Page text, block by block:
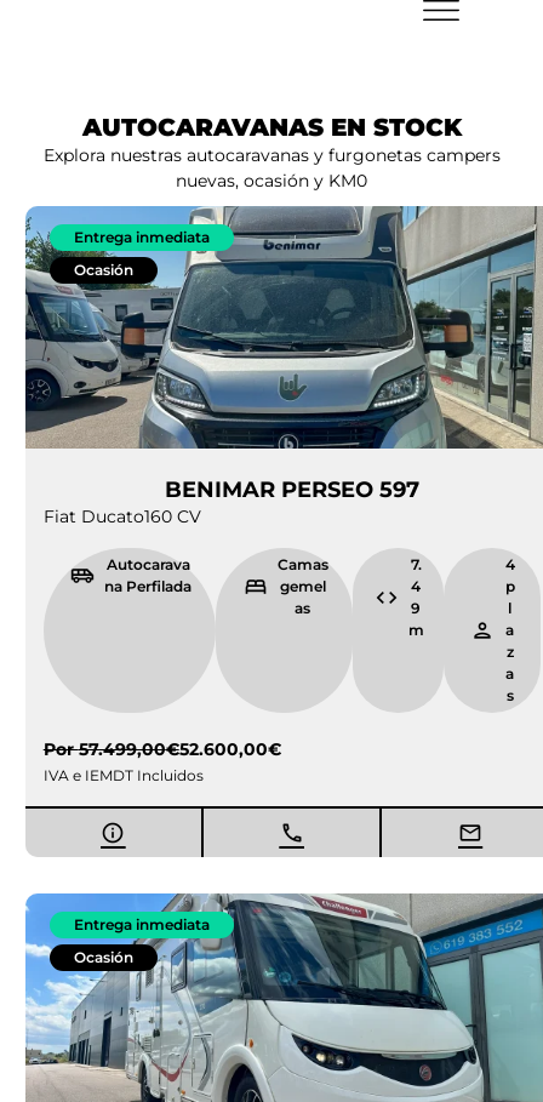
AUTOCARAVANAS EN STOCK
Explora nuestras autocaravanas y furgonetas campers
nuevas, ocasión y KM0
Entrega inmediata
Ocasión
BENIMAR PERSEO 597
Fiat Ducato160 CV
Autocarava
na Perfilada
Camas
gemel
as
7.
4
9
m
4
p
l
a
z
a
s
Por57.499,00€52.600,00€
IVA e IEMDT Incluidos
Entrega inmediata
Ocasión